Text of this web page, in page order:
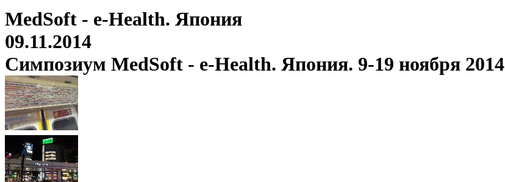
MedSoft - e-Health. Япония
09.11.2014
Симпозиум MedSoft - e-Health. Япония. 9-19 ноября 2014